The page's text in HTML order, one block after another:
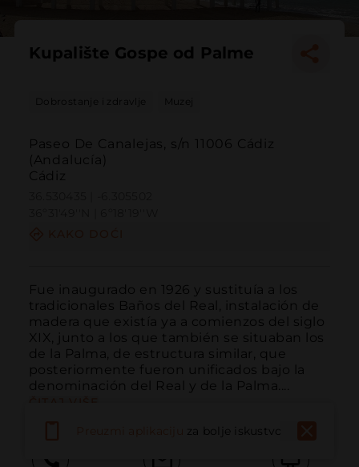
Kupalište Gospe od Palme
Dobrostanje i zdravlje Muzej
Paseo De Canalejas, s/n 11006 Cádiz
(Andalucía)
Cádiz
Fue inaugurado en 1926 y sustituía a los
tradicionales Baños del Real, instalación de
madera que existía ya a comienzos del siglo
XIX, junto a los que también se situaban los
de la Palma, de estructura similar, que
posteriormente fueron unificados bajo la
denominación del Real y de la Palma....
za bolje iskustvo